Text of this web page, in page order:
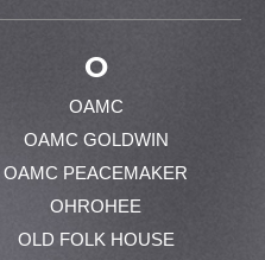
O
OAMC
OAMC GOLDWIN
OAMC PEACEMAKER
OHROHEE
OLD FOLK HOUSE